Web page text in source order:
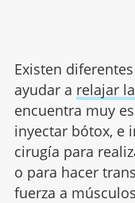
Existen
ayudar a relajar
encuentra muy
inyectar bótox, e
cirugía para
o para hacer
fuerza a